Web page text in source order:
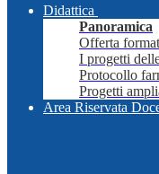
Didattica
Panoramica
Offerta
I progetti
Protocollo
Progetti
Area Riservata